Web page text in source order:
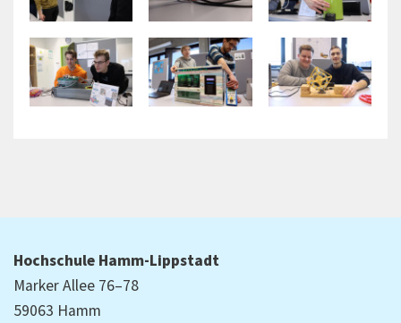
Hochschule Hamm-Lippstadt
Marker Allee 76–78
59063 Hamm